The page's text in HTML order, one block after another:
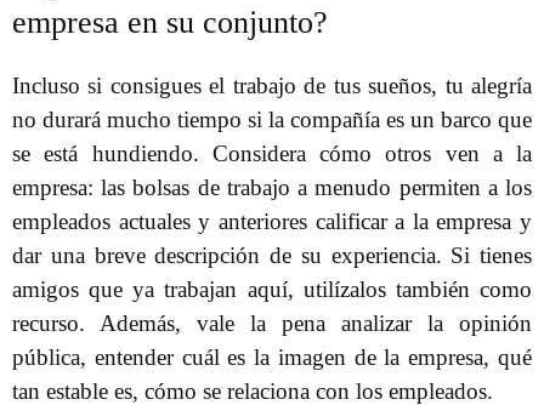
empresa en su conjunto?
Incluso si consigues el trabajo de tus sueños, tu alegría
no durará mucho tiempo si la compañía es un barco que
se está hundiendo. Considera cómo otros ven a la
empresa: las bolsas de trabajo a menudo permiten a los
empleados actuales y anteriores calificar a la empresa y
dar una breve descripción de su experiencia. Si tienes
amigos que ya trabajan aquí, utilízalos también como
recurso. Además, vale la pena analizar la opinión
pública, entender cuál es la imagen de la empresa, qué
tan estable es, cómo se relaciona con los empleados.